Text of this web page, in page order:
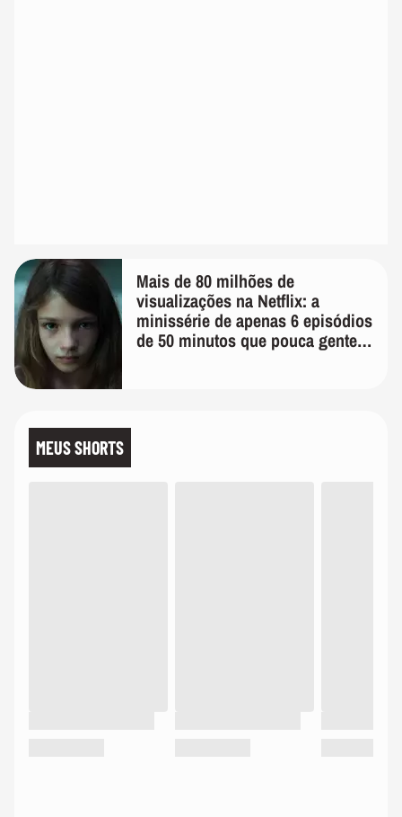
Mais de 80 milhões de
visualizações na Netflix: a
minissérie de apenas 6 episódios
de 50 minutos que pouca gente
MEUS SHORTS